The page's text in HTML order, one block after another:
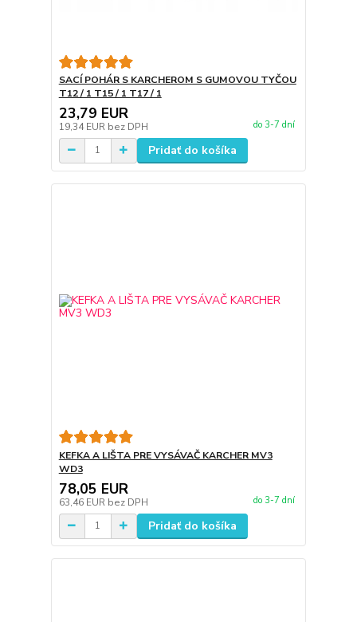
SACÍ POHÁR S KARCHEROM S GUMOVOU TYČOU
T12 / 1 T15 / 1 T17 / 1
23,79 EUR
19,34 EUR bez DPH do 3-7 dní
Pridať do košíka
KEFKA A LIŠTA PRE VYSÁVAČ KARCHER MV3
WD3
78,05 EUR
63,46 EUR bez DPH do 3-7 dní
Pridať do košíka